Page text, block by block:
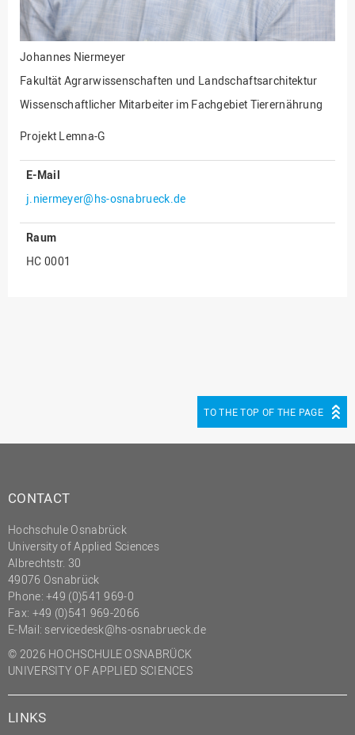
Hochschulplanung/-
strategie
Innenrevision
Institut für Musik
IT Service Center
Kommunikation und
Marketing
LearningCenter
Nachhaltigkeit
Personal
Recht
Studierendensekretariat
Studium und Lehre
Transfer- und
Innovationsmanagement
Johannes Niermeyer
Fakultät Agrarwissenschaften und Landschaftsarchitektur
Wissenschaftlicher Mitarbeiter im Fachgebiet Tierernährung
Projekt Lemna-G
E-Mail
j.niermeyer@hs-osnabrueck.de
Raum
HC 0001
TO THE TOP OF THE PAGE
CONTACT
Hochschule Osnabrück
University of Applied Sciences
Albrechtstr. 30
49076 Osnabrück
Phone: +49 (0)541 969-0
Fax: +49 (0)541 969-2066
E-Mail: servicedesk@hs-osnabrueck.de
© 2026 HOCHSCHULE OSNABRÜCK
UNIVERSITY OF APPLIED SCIENCES
LINKS